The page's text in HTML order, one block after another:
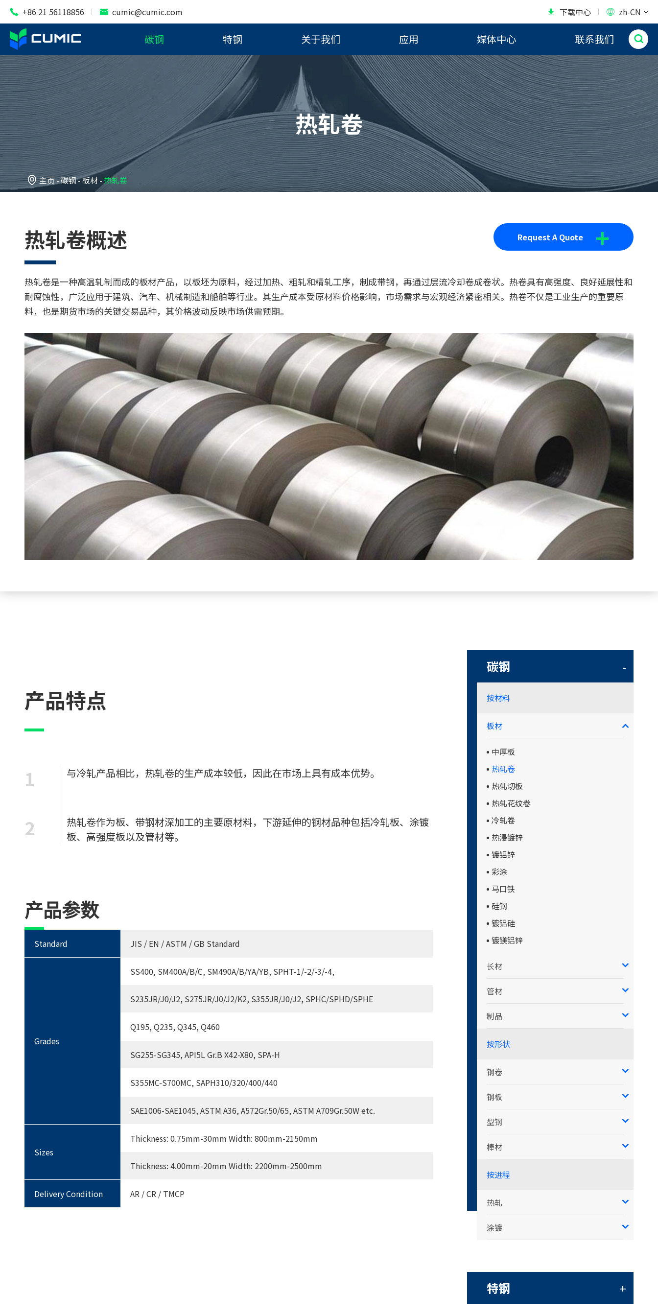
 +86 21 56118856  cumic@cumic.com  下载中心  zh-CN
碳钢 特钢 关于我们 应用 媒体中心 联系我们 
热轧卷
主页 碳钢 板材 热轧卷
热轧卷概述 Request A Quote +
热轧卷是一种高温轧制而成的板材产品，以板坯为原料，经过加热、粗轧和精轧工序，制成带钢，再通过层流冷却卷成卷状。热卷具有高强度、良好延展性和
耐腐蚀性，广泛应用于建筑、汽车、机械制造和船舶等行业。其生产成本受原材料价格影响，市场需求与宏观经济紧密相关。热卷不仅是工业生产的重要原
料，也是期货市场的关键交易品种，其价格波动反映市场供需预期。
产品特点
1 与冷轧产品相比，热轧卷的生产成本较低，因此在市场上具有成本优势。
2
热轧卷作为板、带钢材深加工的主要原材料，下游延伸的钢材品种包括冷轧板、涂镀
板、高强度板以及管材等。
产品参数
Standard JIS / EN / ASTM / GB Standard
Grades
SS400, SM400A/B/C, SM490A/B/YA/YB, SPHT-1/-2/-3/-4,
S235JR/J0/J2, S275JR/J0/J2/K2, S355JR/J0/J2, SPHC/SPHD/SPHE
Q195, Q235, Q345, Q460
SG255-SG345, API5L Gr.B X42-X80, SPA-H
S355MC-S700MC, SAPH310/320/400/440
SAE1006-SAE1045, ASTM A36, A572Gr.50/65, ASTM A709Gr.50W etc.
Sizes
Thickness: 0.75mm-30mm Width: 800mm-2150mm
Thickness: 4.00mm-20mm Width: 2200mm-2500mm
Delivery Condition AR / CR / TMCP
碳钢 -
按材料
板材
中厚板
热轧卷
热轧切板
热轧花纹卷
冷轧卷
热浸镀锌
镀铝锌
彩涂
马口铁
硅钢
镀铝硅
镀镁铝锌
长材
管材
制品
按形状
钢卷
钢板
型钢
棒材
按进程
热轧
涂镀
特钢 +